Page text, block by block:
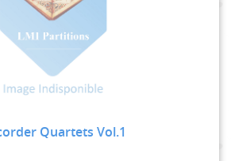
Quartets Vol.1